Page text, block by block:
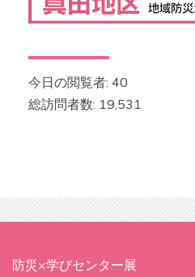
今日の閲覧者: 40
総訪問者数: 19,531
防災×学びセンター展